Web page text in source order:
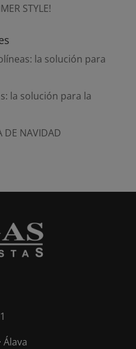
STYLE!
la solución para
la solución para la
DE NAVIDAD
Álava